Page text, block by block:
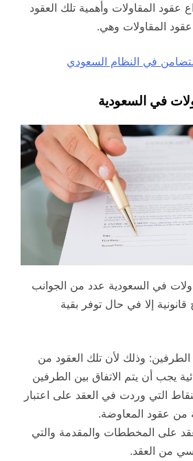
عقود المقاولات وأهمية تلك العقود
المقاولات وهي.
في النظام السعودي
في السعودية
في السعودية عدد من الجوانب
إلا في حال توفر بقية
الطرفين: وذلك لأن تلك العقود من
يجب أن يتم الاتفاق بين الطرفين
التي وردت في العقد على اعتبار
من عقود المعاوضة.
على المخططات والمقدمة والتي
من العقد.